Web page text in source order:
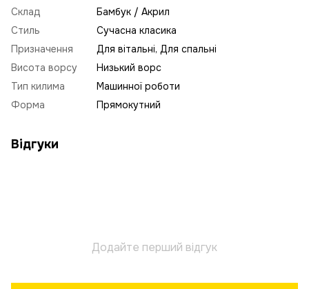
Склад
Бамбук / Акрил
Стиль
Сучасна класика
Призначення
Для вітальні, Для спальні
Висота ворсу
Низький ворс
Тип килима
Машинної роботи
Форма
Прямокутний
Відгуки
Додайте перший відгук